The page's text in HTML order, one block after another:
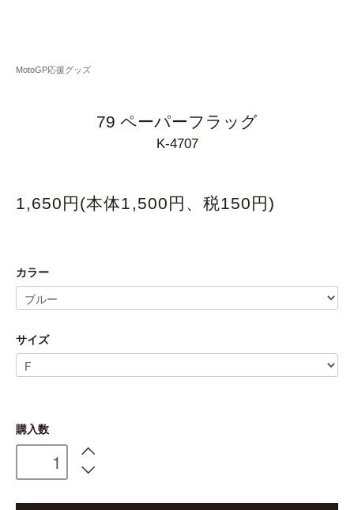
MotoGP応援グッズ
79 ペーパーフラッグ
K-4707
1,650円(本体1,500円、税150円)
カラー
サイズ
購入数